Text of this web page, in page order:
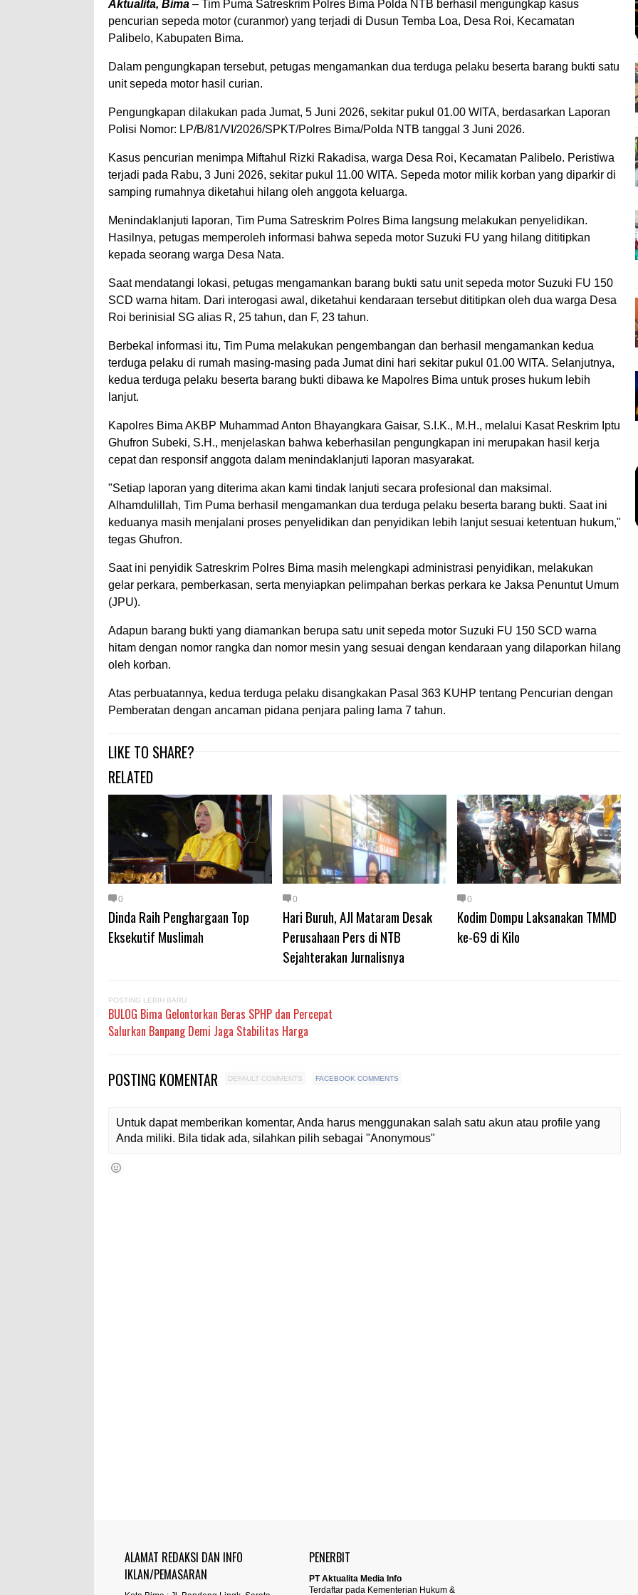
Aktualita, Bima – Tim Puma Satreskrim Polres Bima Polda NTB berhasil mengungkap kasus
pencurian sepeda motor (curanmor) yang terjadi di Dusun Temba Loa, Desa Roi, Kecamatan
Palibelo, Kabupaten Bima.
Dalam pengungkapan tersebut, petugas mengamankan dua terduga pelaku beserta barang bukti satu
unit sepeda motor hasil curian.
Pengungkapan dilakukan pada Jumat, 5 Juni 2026, sekitar pukul 01.00 WITA, berdasarkan Laporan
Polisi Nomor: LP/B/81/VI/2026/SPKT/Polres Bima/Polda NTB tanggal 3 Juni 2026.
Kasus pencurian menimpa Miftahul Rizki Rakadisa, warga Desa Roi, Kecamatan Palibelo. Peristiwa
terjadi pada Rabu, 3 Juni 2026, sekitar pukul 11.00 WITA. Sepeda motor milik korban yang diparkir di
samping rumahnya diketahui hilang oleh anggota keluarga.
Menindaklanjuti laporan, Tim Puma Satreskrim Polres Bima langsung melakukan penyelidikan.
Hasilnya, petugas memperoleh informasi bahwa sepeda motor Suzuki FU yang hilang dititipkan
kepada seorang warga Desa Nata.
Saat mendatangi lokasi, petugas mengamankan barang bukti satu unit sepeda motor Suzuki FU 150
SCD warna hitam. Dari interogasi awal, diketahui kendaraan tersebut dititipkan oleh dua warga Desa
Roi berinisial SG alias R, 25 tahun, dan F, 23 tahun.
Berbekal informasi itu, Tim Puma melakukan pengembangan dan berhasil mengamankan kedua
terduga pelaku di rumah masing-masing pada Jumat dini hari sekitar pukul 01.00 WITA. Selanjutnya,
kedua terduga pelaku beserta barang bukti dibawa ke Mapolres Bima untuk proses hukum lebih
lanjut.
Kapolres Bima AKBP Muhammad Anton Bhayangkara Gaisar, S.I.K., M.H., melalui Kasat Reskrim Iptu
Ghufron Subeki, S.H., menjelaskan bahwa keberhasilan pengungkapan ini merupakan hasil kerja
cepat dan responsif anggota dalam menindaklanjuti laporan masyarakat.
"Setiap laporan yang diterima akan kami tindak lanjuti secara profesional dan maksimal.
Alhamdulillah, Tim Puma berhasil mengamankan dua terduga pelaku beserta barang bukti. Saat ini
keduanya masih menjalani proses penyelidikan dan penyidikan lebih lanjut sesuai ketentuan hukum,"
tegas Ghufron.
Saat ini penyidik Satreskrim Polres Bima masih melengkapi administrasi penyidikan, melakukan
gelar perkara, pemberkasan, serta menyiapkan pelimpahan berkas perkara ke Jaksa Penuntut Umum
(JPU).
Adapun barang bukti yang diamankan berupa satu unit sepeda motor Suzuki FU 150 SCD warna
hitam dengan nomor rangka dan nomor mesin yang sesuai dengan kendaraan yang dilaporkan hilang
oleh korban.
Atas perbuatannya, kedua terduga pelaku disangkakan Pasal 363 KUHP tentang Pencurian dengan
Pemberatan dengan ancaman pidana penjara paling lama 7 tahun.
LIKE TO SHARE?
RELATED
0
Dinda Raih Penghargaan Top
Eksekutif Muslimah
0
Hari Buruh, AJI Mataram Desak
Perusahaan Pers di NTB
Sejahterakan Jurnalisnya
0
Kodim Dompu Laksanakan TMMD
ke-69 di Kilo
POSTING LEBIH BARU
BULOG Bima Gelontorkan Beras SPHP dan Percepat
Salurkan Banpang Demi Jaga Stabilitas Harga
POSTING KOMENTAR DEFAULT COMMENTS FACEBOOK COMMENTS
Untuk dapat memberikan komentar, Anda harus menggunakan salah satu akun atau profile yang
Anda miliki. Bila tidak ada, silahkan pilih sebagai "Anonymous"
ALAMAT REDAKSI DAN INFO
IKLAN/PEMASARAN
PENERBIT
PT Aktualita Media Info
Terdaftar pada Kementerian Hukum &